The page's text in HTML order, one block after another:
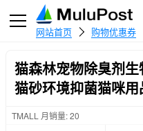
网站首页 购物优惠券
猫森林宠物除臭剂
猫砂环境抑菌猫咪用
TMALL 月销量: 20